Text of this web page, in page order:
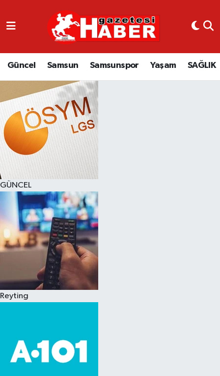
Güncel Samsun Samsunspor Yaşam SAĞLIK
GÜNCEL
Reyting
GÜNCEL
SAMSUN
SAMSUNSPOR
EKONOMİ
YAŞAM